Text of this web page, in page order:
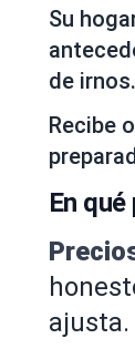
Su
de irnos.
Recibe
En